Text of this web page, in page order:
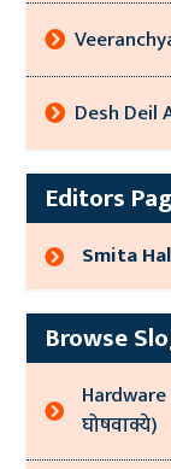
Desh Deil
Editors
Smita
Browse
घोषवाक्ये)